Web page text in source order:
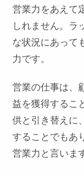
営業力をあえて
しれません。ラ
な状況にあって
力です。
営業の仕事は、
益を獲得するこ
供と引き替えに
することでもあ
営業力と言いま